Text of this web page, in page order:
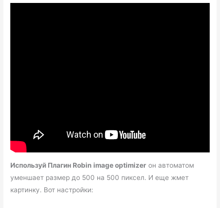
Используй Плагин Robin image optimizer он автоматом
уменшает размер до 500 на 500 пиксел. И еще жмет
картинку. Вот настройки: